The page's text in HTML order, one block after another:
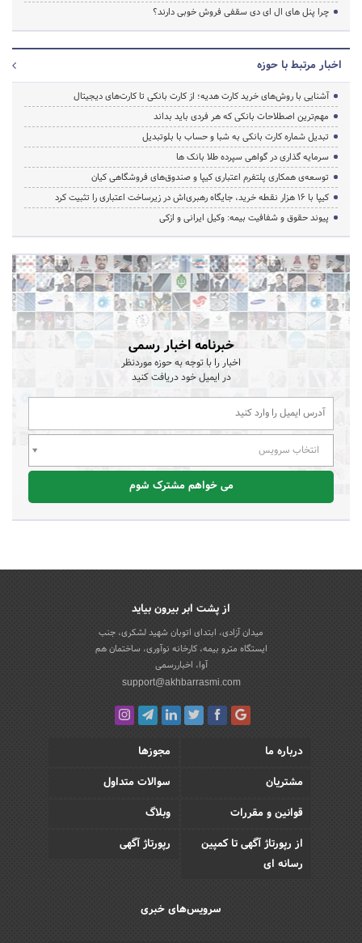
چرا پنل های ال ای دی سقفی فروش خوبی دارند؟
اخبار مرتبط با حوزه
آشنایی با روش‌های خرید کارت هدیه؛ از کارت بانکی تا کارت‌های دیجیتال
مهم‌ترین اصطلاحات بانکی که هر فردی باید بداند
تبدیل شماره کارت بانکی به شبا و حساب با بلوتبدیل
سرمایه گذاری در گواهی سپرده طلا بانک ها
توسعه‌ی همکاری‌ پلتفرم اعتباری کیپا و صندوق‌های فروشگاهی کیان
کیپا با ۱۶ هزار نقطه خرید، جایگاه رهبری‌اش در زیرساخت اعتباری را تثبیت کرد
پیوند حقوق و شفافیت بیمه: وکیل ایرانی و ازکی
خبرنامه اخبار رسمی
اخبار را با توجه به حوزه موردنظر
در ایمیل خود دریافت کنید
انتخاب سرویس
می خواهم مشترک شوم
از پشت ابر بیرون بیاید
میدان آزادی، ابتدای اتوبان شهید لشکری، جنب
ایستگاه مترو بیمه، کارخانه نوآوری، ساختمان هم
آوا، اخباررسمی
support@akhbarrasmi.com
درباره ما
مجوزها
مشتریان
سوالات متداول
قوانین و مقررات
وبلاگ
از رپورتاژ آگهی تا کمپین
رسانه ای
رپورتاژ آگهی
سرویس‌های خبری